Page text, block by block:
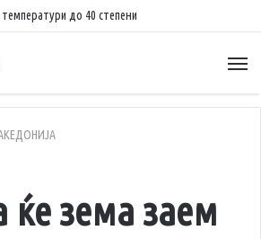
до 40 степени
ќе зема заем